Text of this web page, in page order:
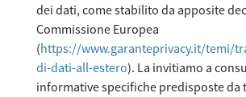
dei dati, come stabilito da apposite
Commissione Europea
(https://www.garanteprivacy.it/temi/
di-dati-all-estero). La invitiamo a
informative specifiche predisposte da